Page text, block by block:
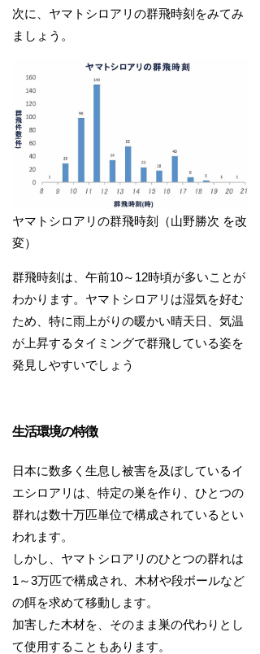
次に、ヤマトシロアリの群飛時刻をみてみ
ましょう。
ヤマトシロアリの群飛時刻（山野勝次 を改
変）
群飛時刻は、午前10～12時頃が多いことが
わかります。ヤマトシロアリは湿気を好む
ため、特に雨上がりの暖かい晴天日、気温
が上昇するタイミングで群飛している姿を
発見しやすいでしょう
生活環境の特徴
日本に数多く生息し被害を及ぼしているイ
エシロアリは、特定の巣を作り、ひとつの
群れは数十万匹単位で構成されているとい
われます。
しかし、ヤマトシロアリのひとつの群れは
1～3万匹で構成され、木材や段ボールなど
の餌を求めて移動します。
加害した木材を、そのまま巣の代わりとし
て使用することもあります。